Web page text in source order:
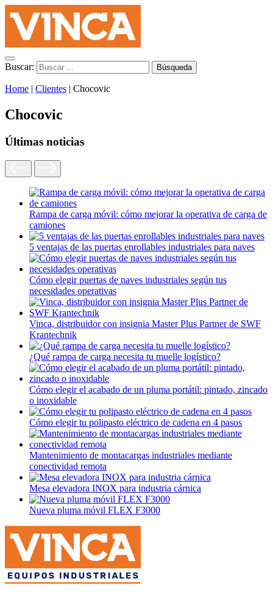
Buscar:
Home | Clientes | Chocovic
Chocovic
Últimas noticias
Rampa de carga móvil: cómo mejorar la operativa de carga de
camiones
5 ventajas de las puertas enrollables industriales para naves
Cómo elegir puertas de naves industriales según tus
necesidades operativas
Vinca, distribuidor con insignia Master Plus Partner de SWF
Krantechnik
¿Qué rampa de carga necesita tu muelle logístico?
Cómo elegir el acabado de un pluma portátil: pintado, zincado
o inoxidable
Cómo elegir tu polipasto eléctrico de cadena en 4 pasos
Mantenimiento de montacargas industriales mediante
conectividad remota
Mesa elevadora INOX para industria cárnica
Nueva pluma móvil FLEX F3000